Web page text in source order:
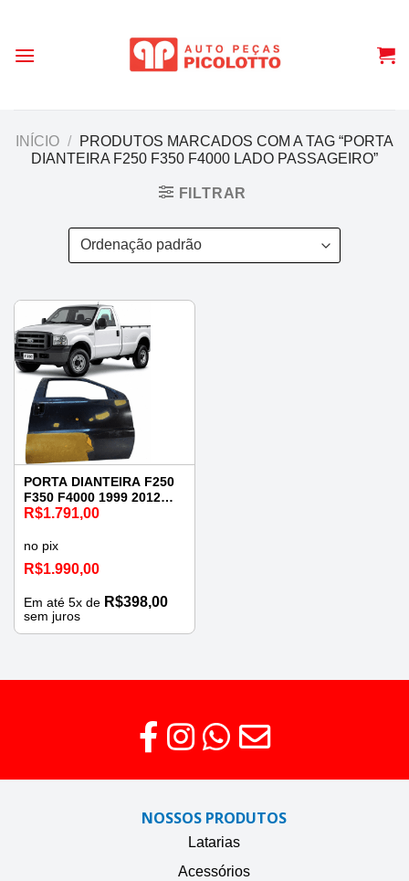
content
INÍCIO /
PRODUTOS MARCADOS COM A TAG “PORTA
DIANTEIRA F250 F350 F4000 LADO PASSAGEIRO”
FILTRAR
PORTA DIANTEIRA F250
F350 F4000 1999 2012
DIREITA
R$1.791,00
no pix
R$1.990,00
Em até 5x de R$398,00
sem juros
NOSSOS PRODUTOS
Latarias
Acessórios